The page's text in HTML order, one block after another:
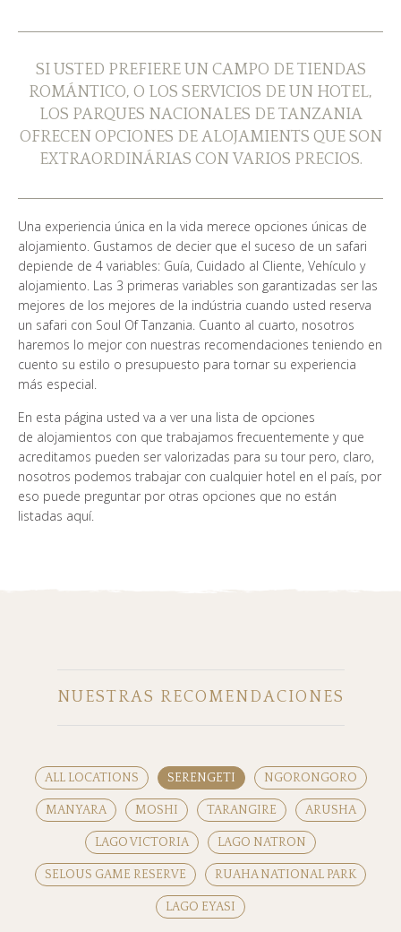
GALERÍA DE FOTOS
TESTIMONIOS
NUESTROS GUÍAS
CONTACTOS
SI USTED PREFIERE UN CAMPO DE TIENDAS
ROMÁNTICO, O LOS SERVICIOS DE UN HOTEL,
LOS PARQUES NACIONALES DE TANZANIA
OFRECEN OPCIONES DE ALOJAMIENTS QUE SON
EXTRAORDINÁRIAS CON VARIOS PRECIOS.
Una experiencia única en la vida merece opciones únicas de
alojamiento. Gustamos de decier que el suceso de un safari
depiende de 4 variables: Guía, Cuidado al Cliente, Vehículo y
alojamiento. Las 3 primeras variables son garantizadas ser las
mejores de los mejores de la indústria cuando usted reserva
un safari con Soul Of Tanzania. Cuanto al cuarto, nosotros
haremos lo mejor con nuestras recomendaciones teniendo en
cuento su estilo o presupuesto para tornar su experiencia
más especial.
En esta página usted va a ver una lista de opciones
de alojamientos con que trabajamos frecuentemente y que
acreditamos pueden ser valorizadas para su tour pero, claro,
nosotros podemos trabajar con cualquier hotel en el país, por
eso puede preguntar por otras opciones que no están
listadas aquí.
NUESTRAS RECOMENDACIONES
ALL LOCATIONS SERENGETI NGORONGORO
MANYARA MOSHI TARANGIRE ARUSHA
LAGO VICTORIA LAGO NATRON
SELOUS GAME RESERVE RUAHA NATIONAL PARK
LAGO EYASI